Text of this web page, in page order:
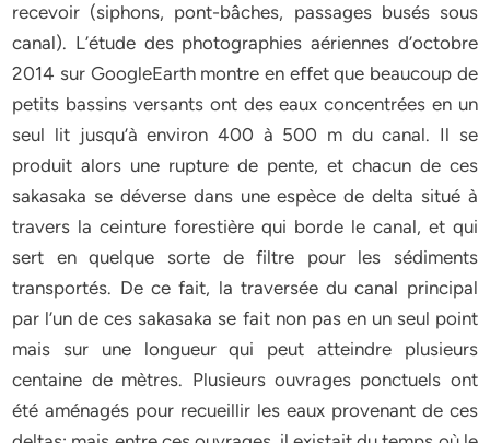
recevoir (siphons, pont-bâches, passages busés sous
canal). L’étude des photographies aériennes d’octobre
2014 sur GoogleEarth montre en effet que beaucoup de
petits bassins versants ont des eaux concentrées en un
seul lit jusqu’à environ 400 à 500 m du canal. Il se
produit alors une rupture de pente, et chacun de ces
sakasaka se déverse dans une espèce de delta situé à
travers la ceinture forestière qui borde le canal, et qui
sert en quelque sorte de filtre pour les sédiments
transportés. De ce fait, la traversée du canal principal
par l’un de ces sakasaka se fait non pas en un seul point
mais sur une longueur qui peut atteindre plusieurs
centaine de mètres. Plusieurs ouvrages ponctuels ont
été aménagés pour recueillir les eaux provenant de ces